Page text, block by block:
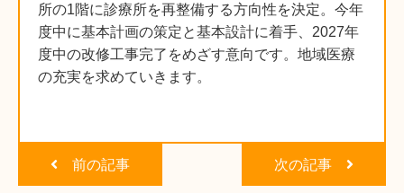
所の1階に診療所を再整備する方向性を決定。今年
度中に基本計画の策定と基本設計に着手、2027年
度中の改修工事完了をめざす意向です。地域医療
の充実を求めていきます。
前の記事 次の記事